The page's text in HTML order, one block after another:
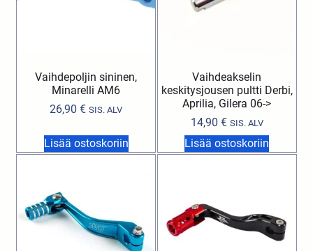
Vaihdepoljin sininen,
Minarelli AM6
26,90€ SIS. ALV
Lisää ostoskoriin
Vaihdeakselin
keskitysjousen pultti Derbi,
Aprilia, Gilera 06->
14,90 € SIS. ALV
Lisää ostoskoriin